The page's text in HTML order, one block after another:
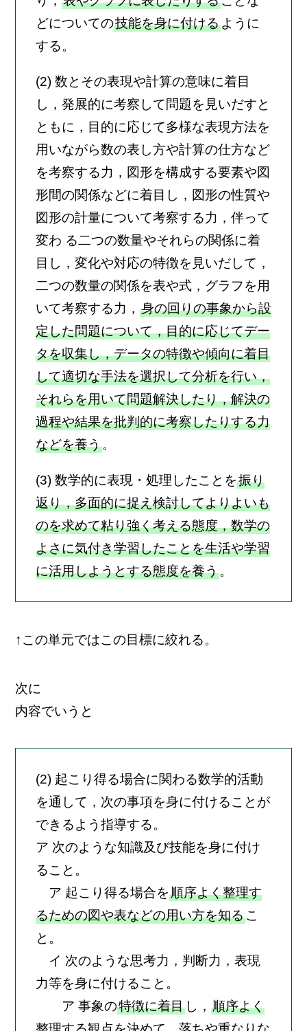
どについての技能を身に付けるように
する。
(2) 数とその表現や計算の意味に着目
し，発展的に考察して問題を見いだすと
ともに，目的に応じて多様な表現方法を
用いながら数の表し方や計算の仕方など
を考察する力，図形を構成する要素や図
形間の関係などに着目し，図形の性質や
図形の計量について考察する力，伴って
変わ る二つの数量やそれらの関係に着
目し，変化や対応の特徴を見いだして，
二つの数量の関係を表や式，グラフを用
いて考察する力， 身の回りの事象から設
定した問題について，目的に応じてデー
タを収集し，データの特徴や傾向に着目
して適切な手法を選択して分析を行い，
それらを用いて問題解決したり，解決の
過程や結果を批判的に考察したりする力
などを養う。
(3) 数学的に表現・処理したことを振り
返り，多面的に捉え検討してよりよいも
のを求めて粘り強く考える態度，数学の
よさに気付き学習したことを生活や学習
に活用しようとする態度を養う。
↑この単元ではこの目標に絞れる。
次に
内容でいうと
(2) 起こり得る場合に関わる数学的活動
を通して，次の事項を身に付けることが
できるよう指導する。
ア 次のような知識及び技能を身に付け
ること。
ア 起こり得る場合を順序よく整理す
るための図や表などの用い方を知るこ
と。
イ 次のような思考力，判断力，表現
力等を身に付けること。
ア 事象の特徴に着目し， 順序よく